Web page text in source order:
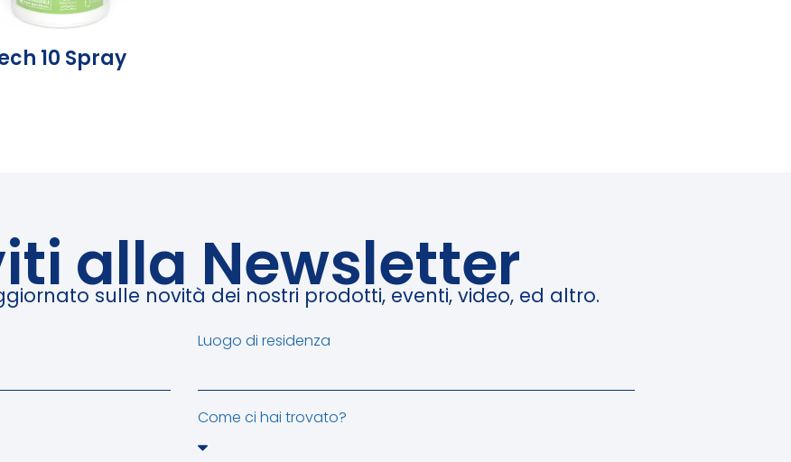
10 Spray
alla Newsletter
sulle novità dei nostri prodotti, eventi, video, ed altro.
Luogo di residenza
Come ci hai trovato?